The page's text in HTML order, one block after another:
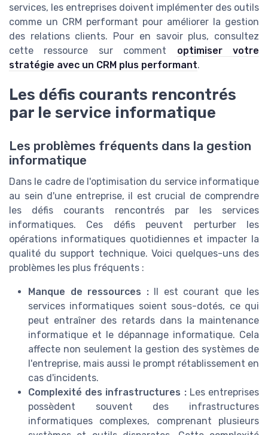
services, les entreprises doivent implémenter des outils
comme un CRM performant pour améliorer la gestion
des relations clients. Pour en savoir plus, consultez
cette ressource sur comment optimiser votre
stratégie avec un CRM plus performant.
Les défis courants rencontrés
par le service informatique
Les problèmes fréquents dans la gestion
informatique
Dans le cadre de l'optimisation du service informatique
au sein d'une entreprise, il est crucial de comprendre
les défis courants rencontrés par les services
informatiques. Ces défis peuvent perturber les
opérations informatiques quotidiennes et impacter la
qualité du support technique. Voici quelques-uns des
problèmes les plus fréquents :
Manque de ressources :Il est courant que les
services informatiques soient sous-dotés, ce qui
peut entraîner des retards dans la maintenance
informatique et le dépannage informatique. Cela
affecte non seulement la gestion des systèmes de
l'entreprise, mais aussi le prompt rétablissement en
cas d'incidents.
Complexité des infrastructures :Les entreprises
possèdent souvent des infrastructures
informatiques complexes, comprenant plusieurs